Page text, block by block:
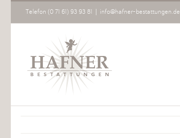
Telefon (0 71 61) 93 93 81 info@hafner-bestattungen.de